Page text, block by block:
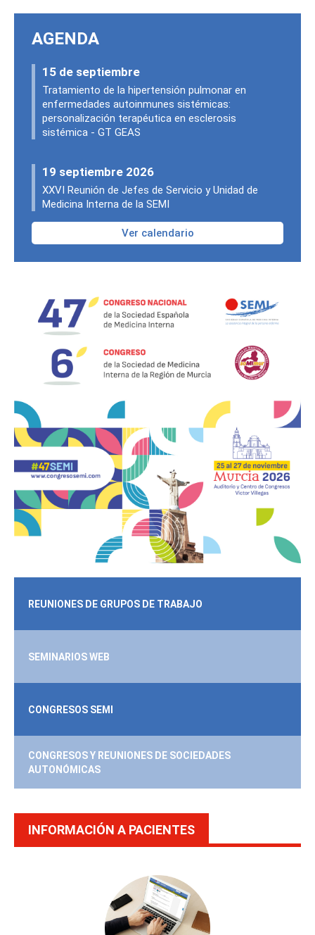
AGENDA
15 de septiembre
Tratamiento de la hipertensión pulmonar en
enfermedades autoinmunes sistémicas:
personalización terapéutica en esclerosis
sistémica - GT GEAS
19 septiembre 2026
XXVI Reunión de Jefes de Servicio y Unidad de
Medicina Interna de la SEMI
Ver calendario
REUNIONES DE GRUPOS DE TRABAJO
SEMINARIOS WEB
CONGRESOS SEMI
CONGRESOS Y REUNIONES DE SOCIEDADES
AUTONÓMICAS
INFORMACIÓN A PACIENTES